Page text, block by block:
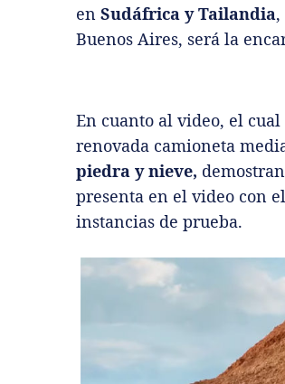
en Sudáfrica y Tailandia
Buenos Aires, será la
En cuanto al video, el
renovada camioneta
piedra y nieve,
presenta en el video con
instancias de prueba.